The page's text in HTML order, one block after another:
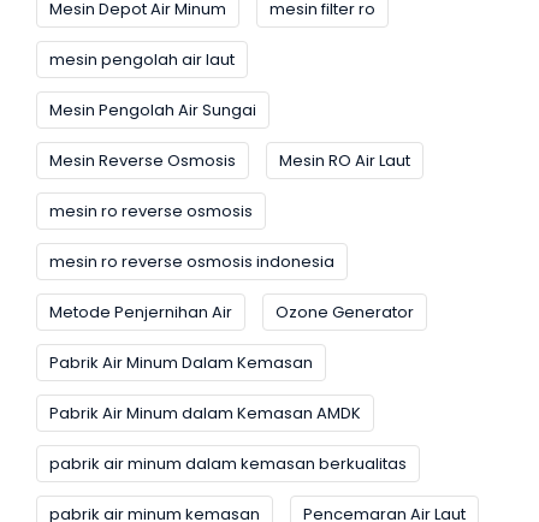
Mesin Depot Air Minum mesin filter ro
mesin pengolah air laut
Mesin Pengolah Air Sungai
Mesin Reverse Osmosis Mesin RO Air Laut
mesin ro reverse osmosis
mesin ro reverse osmosis indonesia
Metode Penjernihan Air Ozone Generator
Pabrik Air Minum Dalam Kemasan
Pabrik Air Minum dalam Kemasan AMDK
pabrik air minum dalam kemasan berkualitas
pabrik air minum kemasan Pencemaran Air Laut